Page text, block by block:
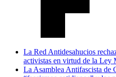
La Red Antidesahucios
activistas en virtud de la Ley
La Asamblea Antifascista de